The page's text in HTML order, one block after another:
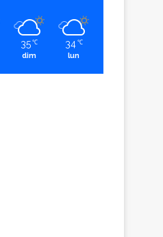
35 ℃
dim
34 ℃
lun